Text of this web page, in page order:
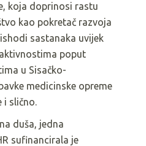
koja doprinosi rastu
kao pokretač razvoja
sastanaka uvijek
poput
u Sisačko-
medicinske opreme
i slično.
duša, jedna
sufinancirala je